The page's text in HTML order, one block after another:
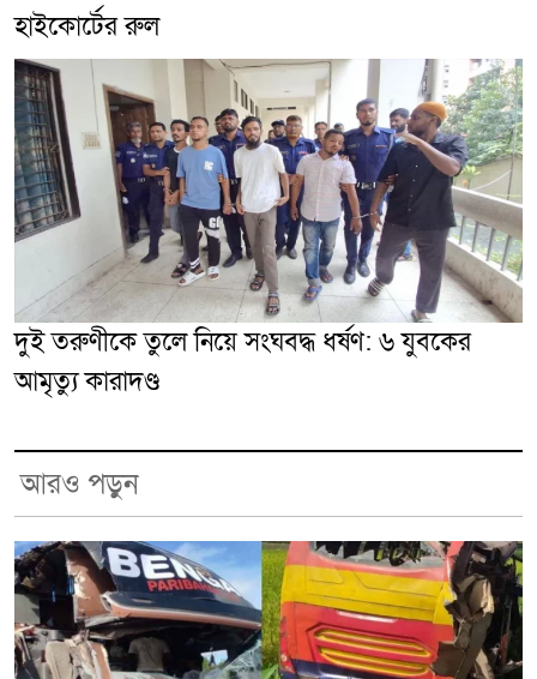
হাইকোর্টের রুল
দুই তরুণীকে তুলে নিয়ে সংঘবদ্ধ ধর্ষণ: ৬ যুবকের
আমৃত্যু কারাদণ্ড
আরও পড়ুন